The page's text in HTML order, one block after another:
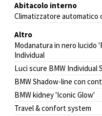
Abitacolo interno
Climatizzatore automatico
Altro
Modanatura in nero lucido
Individual
Luci scure BMW Individual
BMW Shadow-line con
BMW kidney 'Iconic Glow'
Travel & confort system